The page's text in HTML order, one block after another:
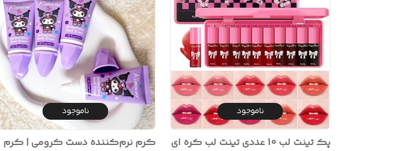
ناموجود
پک تینت لب 10 عددی تینت لب کره ای
ناموجود
کرم نرم‌کننده دست کرومی | کرم